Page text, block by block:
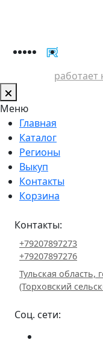
работает
Меню
Главная
Каталог
Регионы
Выкуп
Контакты
Корзина
Контакты:
+79207897273
+79207897276
Тульская область,
(Торховский
Соц. сети: